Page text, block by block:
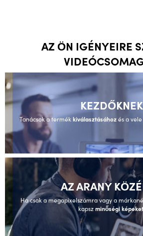
AZ ÖN IGÉNYEIRE
KEZDŐKNEK
Tanácsok a termékkiválasztásáhozés a
AZ ARANY
Ha csak a megapixelszámra vagy a
kapszminőségi képeket